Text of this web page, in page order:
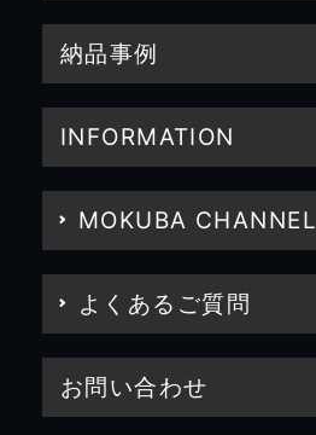
納品事例
INFORMATION
MOKUBA CHANNEL
よくあるご質問
お問い合わせ